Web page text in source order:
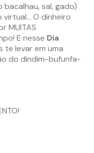
sal, gado)
O dinheiro
MUITAS
E nesse Dia
te levar em uma
do dindim-bufunfa-